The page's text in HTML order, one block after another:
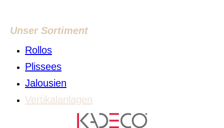
Unser Sortiment
Rollos
Plissees
Jalousien
Vertikalanlagen